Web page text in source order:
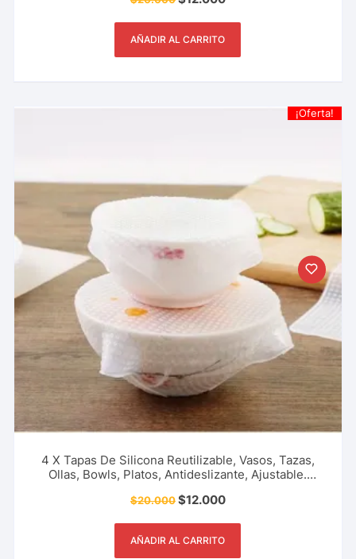
AÑADIR AL CARRITO
¡Oferta!
4 X Tapas De Silicona Reutilizable, Vasos, Tazas,
Ollas, Bowls, Platos, Antideslizante, Ajustable.
$20.000$12.000
AÑADIR AL CARRITO